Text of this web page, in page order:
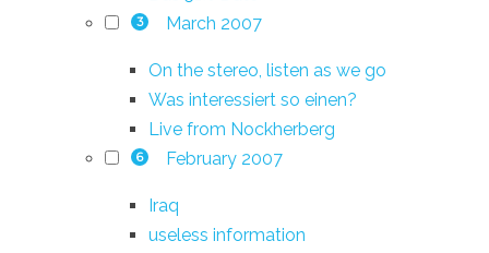
3 March 2007
On the stereo, listen as we go
Was interessiert so einen?
Live from Nockherberg
6 February 2007
Iraq
useless information